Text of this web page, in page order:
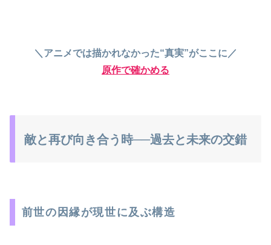
＼アニメでは描かれなかった“真実”がここに／
原作で確かめる
敵と再び向き合う時──過去と未来の交錯
前世の因縁が現世に及ぶ構造